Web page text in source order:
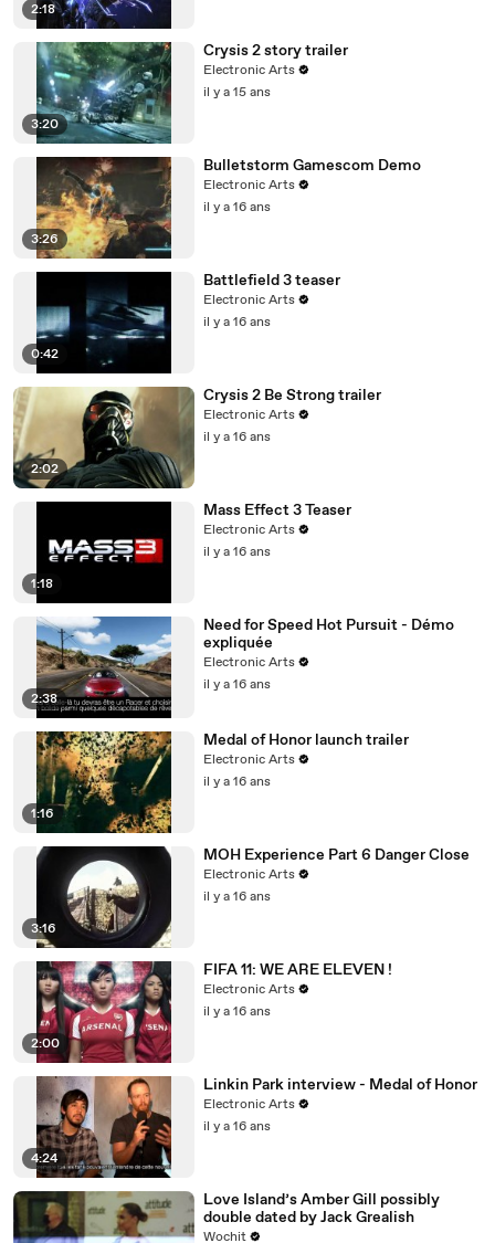
2:18
3:20
Crysis 2 story trailer
Electronic Arts
il y a 15 ans
3:26
Bulletstorm Gamescom Demo
Electronic Arts
il y a 16 ans
0:42
Battlefield 3 teaser
Electronic Arts
il y a 16 ans
2:02
Crysis 2 Be Strong trailer
Electronic Arts
il y a 16 ans
1:18
Mass Effect 3 Teaser
Electronic Arts
il y a 16 ans
2:38
Need for Speed Hot Pursuit - Démo
expliquée
Electronic Arts
il y a 16 ans
1:16
Medal of Honor launch trailer
Electronic Arts
il y a 16 ans
3:16
MOH Experience Part 6 Danger Close
Electronic Arts
il y a 16 ans
2:00
FIFA 11: WE ARE ELEVEN !
Electronic Arts
il y a 16 ans
4:24
Linkin Park interview - Medal of Honor
Electronic Arts
il y a 16 ans
Love Island’s Amber Gill possibly
double dated by Jack Grealish
Wochit